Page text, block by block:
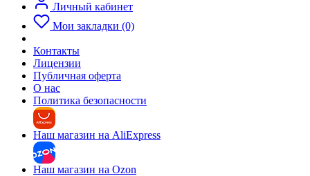
Личный кабинет
Мои закладки (0)
Контакты
Лицензии
Публичная оферта
О нас
Политика безопасности
Наш магазин на AliExpress
Наш магазин на Ozon